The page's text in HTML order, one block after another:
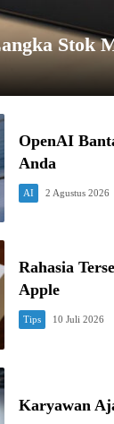
Stok
OpenAI
Anda
AI 2 Agustus 2026
Rahasia
Apple
Tips 10 Juli 2026
Karyawan